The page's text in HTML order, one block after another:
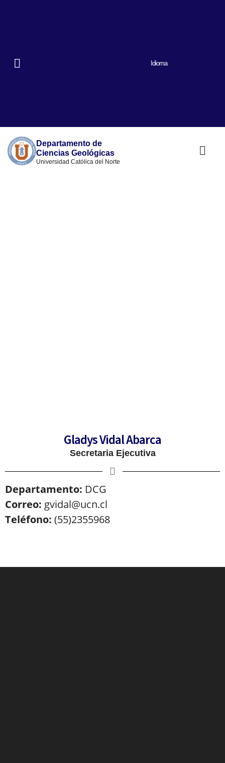
Idioma
Departamento de
Ciencias Geológicas
Universidad Católica del Norte
Gladys Vidal Abarca
Secretaria Ejecutiva
Departamento: DCG
Correo: gvidal@ucn.cl
Teléfono: (55)2355968